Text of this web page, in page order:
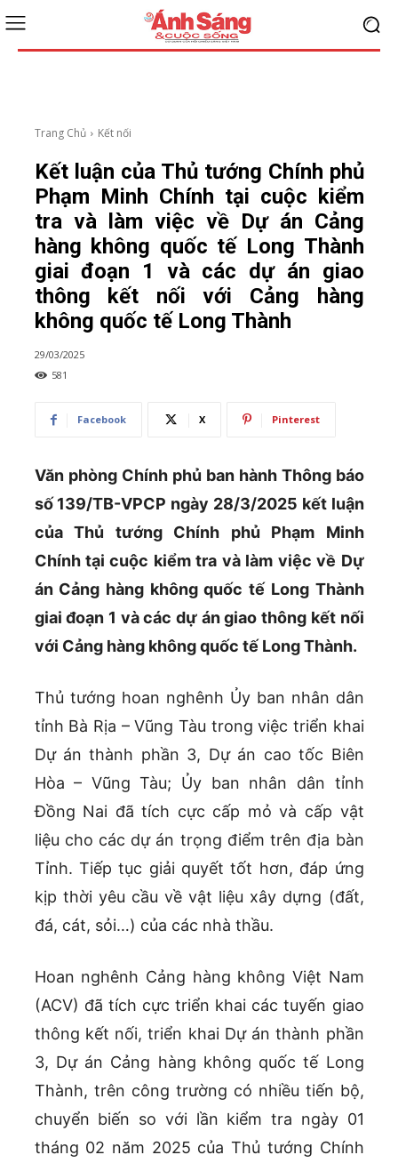
Trang Chủ Kết nối
Kết luận của Thủ tướng Chính phủ
Phạm Minh Chính tại cuộc kiểm
tra và làm việc về Dự án Cảng
hàng không quốc tế Long Thành
giai đoạn 1 và các dự án giao
thông kết nối với Cảng hàng
không quốc tế Long Thành
29/03/2025
581
Facebook X Pinterest
Văn phòng Chính phủ ban hành Thông báo
số 139/TB-VPCP ngày 28/3/2025 kết luận
của Thủ tướng Chính phủ Phạm Minh
Chính tại cuộc kiểm tra và làm việc về Dự
án Cảng hàng không quốc tế Long Thành
giai đoạn 1 và các dự án giao thông kết nối
với Cảng hàng không quốc tế Long Thành.
Thủ tướng hoan nghênh Ủy ban nhân dân
tỉnh Bà Rịa – Vũng Tàu trong việc triển khai
Dự án thành phần 3, Dự án cao tốc Biên
Hòa – Vũng Tàu; Ủy ban nhân dân tỉnh
Đồng Nai đã tích cực cấp mỏ và cấp vật
liệu cho các dự án trọng điểm trên địa bàn
Tỉnh. Tiếp tục giải quyết tốt hơn, đáp ứng
kịp thời yêu cầu về vật liệu xây dựng (đất,
đá, cát, sỏi…) của các nhà thầu.
Hoan nghênh Cảng hàng không Việt Nam
(ACV) đã tích cực triển khai các tuyến giao
thông kết nối, triển khai Dự án thành phần
3, Dự án Cảng hàng không quốc tế Long
Thành, trên công trường có nhiều tiến bộ,
chuyển biến so với lần kiểm tra ngày 01
tháng 02 năm 2025 của Thủ tướng Chính